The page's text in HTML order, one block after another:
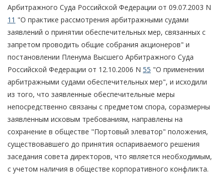
Арбитражного Суда Российской Федерации от 09.07.2003 N
11 "О практике рассмотрения арбитражными судами
заявлений о принятии обеспечительных мер, связанных с
запретом проводить общие собрания акционеров" и
постановлении Пленума Высшего Арбитражного Суда
Российской Федерации от 12.10.2006 N 55 "О применении
арбитражными судами обеспечительных мер", и исходили
из того, что заявленные обеспечительные меры
непосредственно связаны с предметом спора, соразмерны
заявленным исковым требованиям, направлены на
сохранение в обществе "Портовый элеватор" положения,
существовавшего до принятия оспариваемого решения
заседания совета директоров, что является необходимым,
с учетом наличия в обществе корпоративного конфликта.